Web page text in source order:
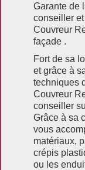
Garante de
conseiller
Couvreur
façade .
Fort de sa
et grâce à
techniques
Couvreur
conseiller
Grâce à sa
vous
matériaux,
crépis
ou les